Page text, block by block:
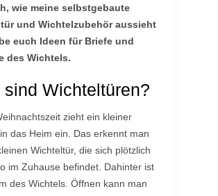
wie meine selbstgebaute
und Wichtelzubehör aussieht
euch Ideen für Briefe und
des Wichtels.
sind Wichteltüren?
zieht ein kleiner
das Heim ein. Das erkennt man
Wichteltür, die sich plötzlich
im Zuhause befindet. Dahinter ist
des Wichtels. Öffnen kann man